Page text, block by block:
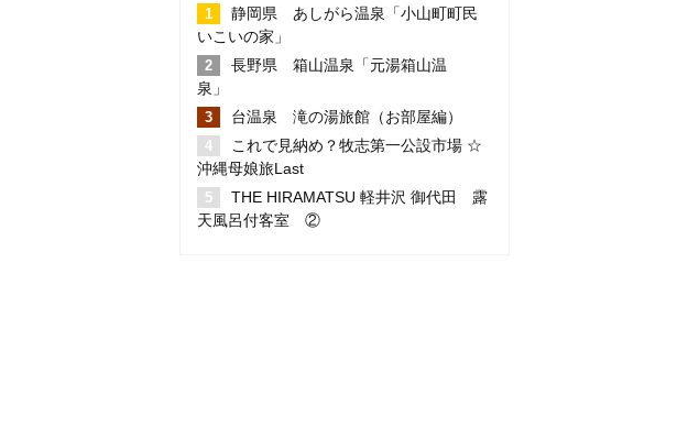
静岡県 あしがら温泉「小山町町民
いこいの家」
長野県 箱山温泉「元湯箱山温
泉」
台温泉 滝の湯旅館（お部屋編）
これで見納め？牧志第一公設市場 ☆
沖縄母娘旅Last
THE HIRAMATSU 軽井沢 御代田 露
天風呂付客室 ②